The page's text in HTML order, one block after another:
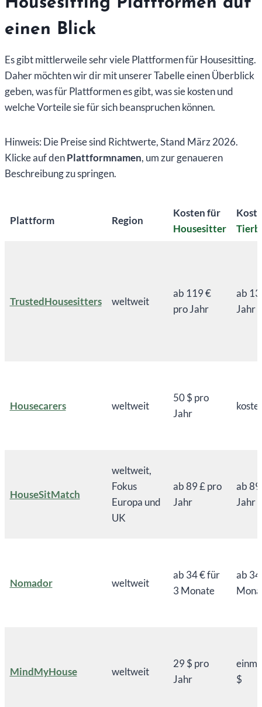
einen Blick
Es gibt mittlerweile sehr viele Plattformen für Housesitting.
Daher möchten wir dir mit unserer Tabelle einen Überblick
geben, was für Plattformen es gibt, was sie kosten und
welche Vorteile sie für sich beanspruchen können.
Hinweis: Die Preise sind Richtwerte, Stand März 2026.
Klicke auf denPlattformnamen, um zur genaueren
Beschreibung zu springen.
Plattform Region
Kosten für
Housesitter
TrustedHousesitters weltweit
ab 119 €
pro Jahr
ab
Jahr
Housecarers weltweit
50 $ pro
Jahr
HouseSitMatch
weltweit,
Fokus
Europa und
UK
ab 89 £ pro
Jahr
ab
Jahr
Nomador weltweit
ab 34 € für
3 Monate
ab
MindMyHouse weltweit
29 $ pro
Jahr
$